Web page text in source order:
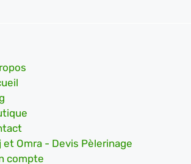
et Omra - Devis Pèlerinage
compte